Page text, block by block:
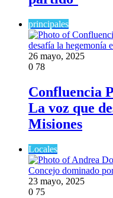
principales
26 mayo, 2025
0 78
Confluencia
La voz que
Misiones
Locales
23 mayo, 2025
0 75